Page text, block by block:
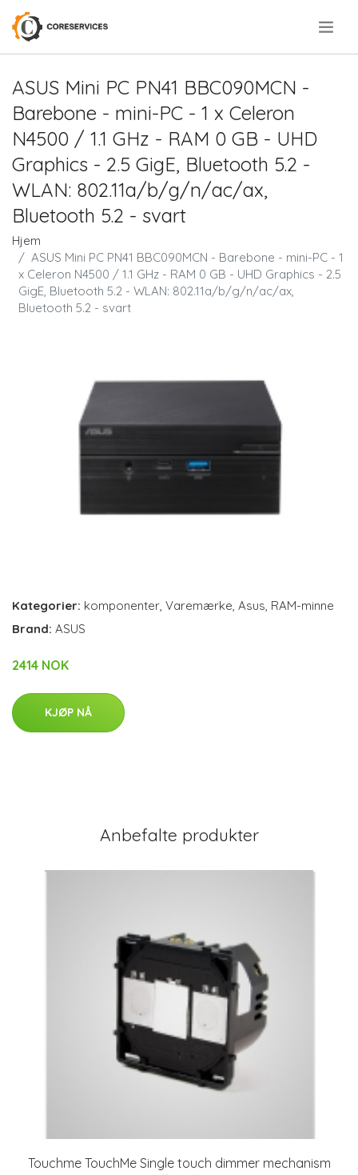
ASUS Mini PC PN41 BBC090MCN -
Barebone - mini-PC - 1 x Celeron
N4500 / 1.1 GHz - RAM 0 GB - UHD
Graphics - 2.5 GigE, Bluetooth 5.2 -
WLAN: 802.11a/b/g/n/ac/ax,
Bluetooth 5.2 - svart
Hjem
ASUS Mini PC PN41 BBC090MCN - Barebone - mini-PC - 1
x Celeron N4500 / 1.1 GHz - RAM 0 GB - UHD Graphics - 2.5
GigE, Bluetooth 5.2 - WLAN: 802.11a/b/g/n/ac/ax,
Bluetooth 5.2 - svart
Kategorier: komponenter Varemærke Asus RAM-minne
Brand: ASUS
2414 NOK
KJØP NÅ
Anbefalte produkter
Touchme TouchMe Single touch dimmer mechanism